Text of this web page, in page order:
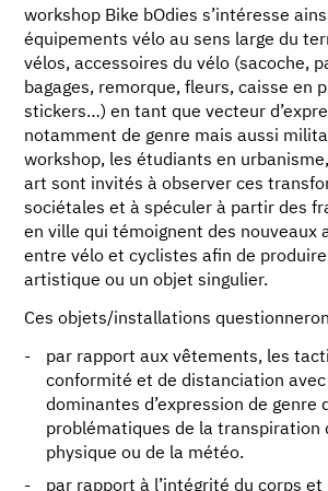
workshop Bike bOdies s’intéresse
équipements vélo au sens large du
vélos, accessoires du vélo (sacoche,
bagages, remorque, fleurs, caisse en
stickers…) en tant que vecteur
notamment de genre mais aussi
workshop, les étudiants en
art sont invités à observer ces
sociétales et à spéculer à partir des
en ville qui témoignent des nouveaux
entre vélo et cyclistes afin de
artistique ou un objet singulier.
Ces objets/installations
par rapport aux vêtements, les
conformité et de distanciation
dominantes d’expression de genre
problématiques de la transpiration
physique ou de la météo.
par rapport à l’intégrité du corps et